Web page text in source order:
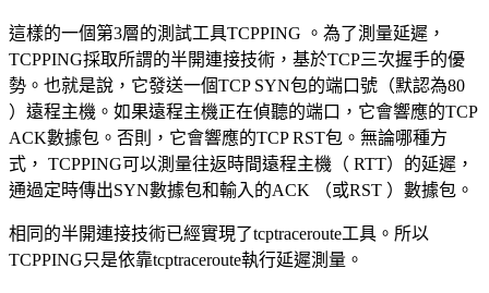
這樣的一個第3層的測試工具TCPPING 。為了測量延遲，
TCPPING採取所謂的半開連接技術，基於TCP三次握手的優
勢。也就是說，它發送一個TCP SYN包的端口號（默認為80
）遠程主機。如果遠程主機正在偵聽的端口，它會響應的TCP
ACK數據包。否則，它會響應的TCP RST包。無論哪種方
式， TCPPING可以測量往返時間遠程主機（ RTT）的延遲，
通過定時傳出SYN數據包和輸入的ACK （或RST ）數據包。
相同的半開連接技術已經實現了tcptraceroute工具。所以
TCPPING只是依靠tcptraceroute執行延遲測量。